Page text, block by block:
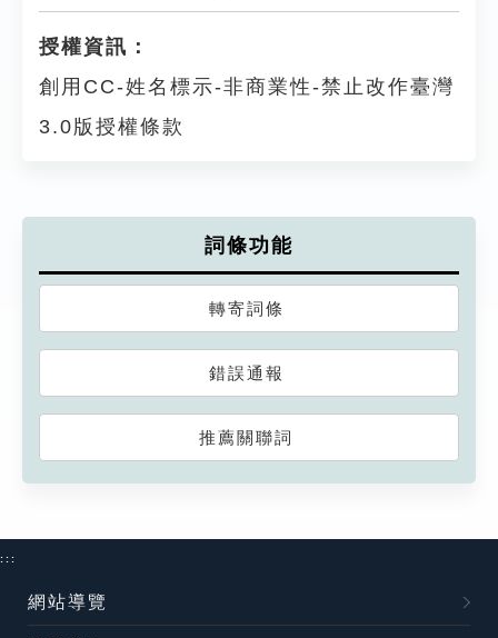
授權資訊：
創用CC-姓名標示-非商業性-禁止改作臺灣
3.0版授權條款
詞條功能
轉寄詞條
錯誤通報
推薦關聯詞
:::
網站導覽